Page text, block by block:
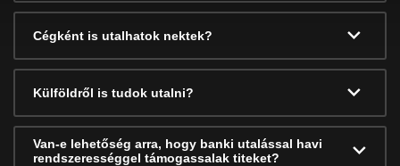
Cégként is utalhatok nektek?
Külföldről is tudok utalni?
Van-e lehetőség arra, hogy banki utalással havi
rendszerességgel támogassalak titeket?